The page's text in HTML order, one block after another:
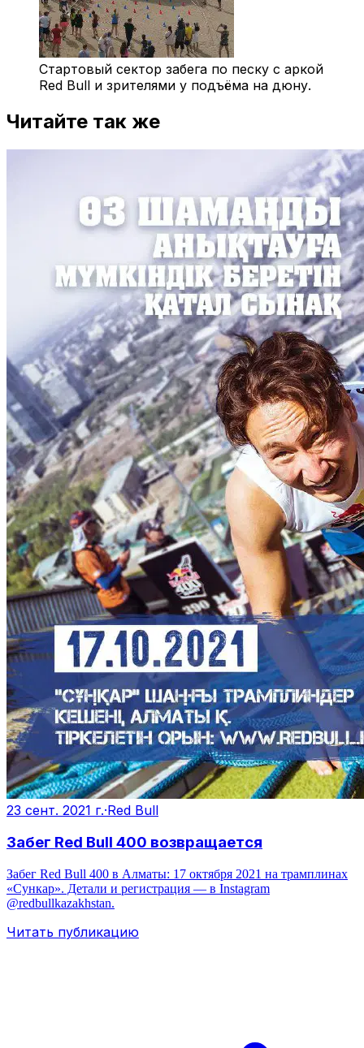
Стартовый сектор забега по песку с аркой
Red Bull и зрителями у подъёма на дюну.
Читайте так же
23 сент. 2021 г.·Red Bull
Забег Red Bull 400 возвращается
Забег Red Bull 400 в Алматы: 17 октября 2021 на трамплинах
«Сункар». Детали и регистрация — в Instagram
@redbullkazakhstan.
Читать публикацию